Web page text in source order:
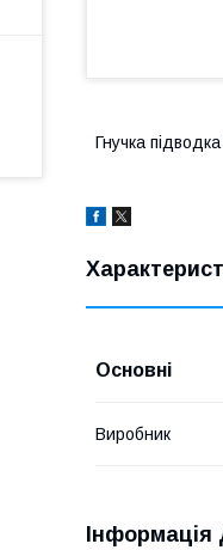
Гнучка
Основні
Виробник